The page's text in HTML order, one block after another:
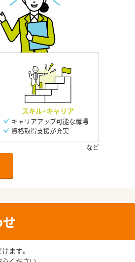
スキル・キャリア
キャリアアップ可能な職場
資格取得支援が充実
ます。